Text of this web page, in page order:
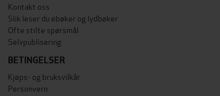
Kontakt oss
Slik leser du ebøker og lydbøker
Ofte stilte spørsmål
Selvpublisering
BETINGELSER
Kjøps- og bruksvilkår
Personvern